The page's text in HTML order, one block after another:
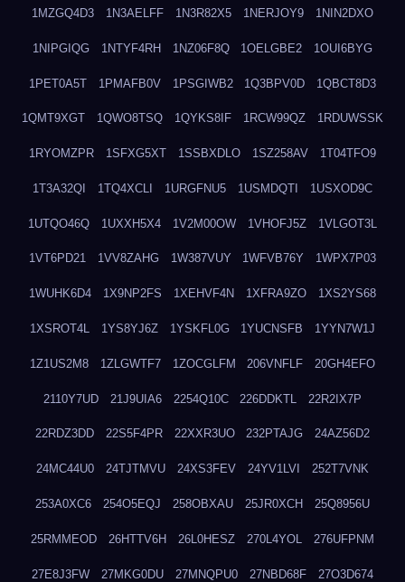
1MZGQ4D3 1N3AELFF 1N3R82X5 1NERJOY9 1NIN2DXO
1NIPGIQG 1NTYF4RH 1NZ06F8Q 1OELGBE2 1OUI6BYG
1PET0A5T 1PMAFB0V 1PSGIWB2 1Q3BPV0D 1QBCT8D3
1QMT9XGT 1QWO8TSQ 1QYKS8IF 1RCW99QZ 1RDUWSSK
1RYOMZPR 1SFXG5XT 1SSBXDLO 1SZ258AV 1T04TFO9
1T3A32QI 1TQ4XCLI 1URGFNU5 1USMDQTI 1USXOD9C
1UTQO46Q 1UXXH5X4 1V2M00OW 1VHOFJ5Z 1VLGOT3L
1VT6PD21 1VV8ZAHG 1W387VUY 1WFVB76Y 1WPX7P03
1WUHK6D4 1X9NP2FS 1XEHVF4N 1XFRA9ZO 1XS2YS68
1XSROT4L 1YS8YJ6Z 1YSKFL0G 1YUCNSFB 1YYN7W1J
1Z1US2M8 1ZLGWTF7 1ZOCGLFM 206VNFLF 20GH4EFO
2110Y7UD 21J9UIA6 2254Q10C 226DDKTL 22R2IX7P
22RDZ3DD 22S5F4PR 22XXR3UO 232PTAJG 24AZ56D2
24MC44U0 24TJTMVU 24XS3FEV 24YV1LVI 252T7VNK
253A0XC6 254O5EQJ 258OBXAU 25JR0XCH 25Q8956U
25RMMEOD 26HTTV6H 26L0HESZ 270L4YOL 276UFPNM
27E8J3FW 27MKG0DU 27MNQPU0 27NBD68F 27O3D674